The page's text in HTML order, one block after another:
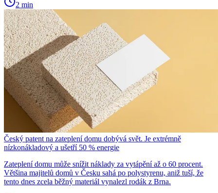
2 min
Český patent na zateplení domu dobývá svět. Je extrémně
nízkonákladový a ušetří 50 % energie
Zateplení domu může snížit náklady za vytápění až o 60 procent.
Většina majitelů domů v Česku sahá po polystyrenu, aniž tuší, že
tento dnes zcela běžný materiál vynalezl rodák z Brna.